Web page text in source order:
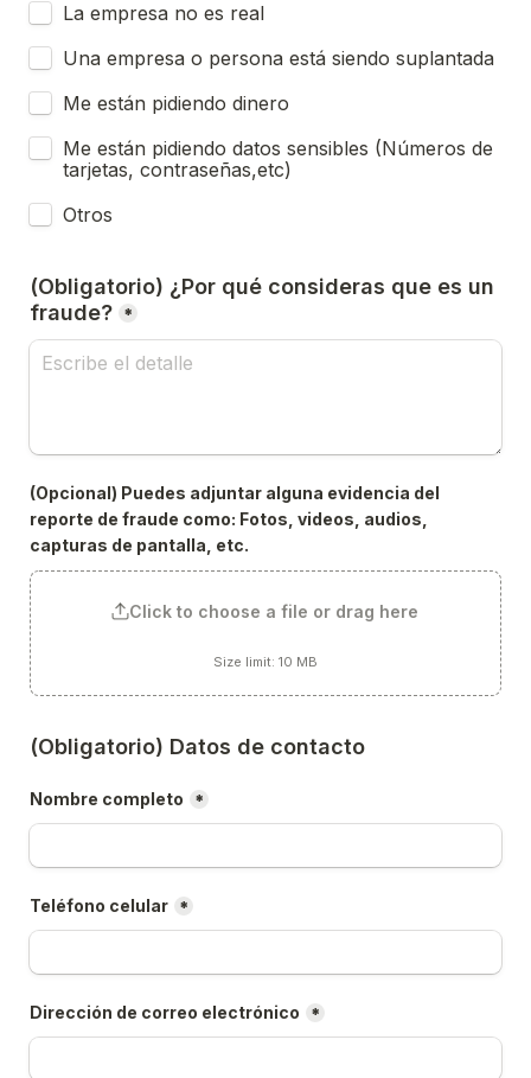
La empresa no es real
Una empresa o persona está siendo suplantada
Me están pidiendo dinero
Me están pidiendo datos sensibles (Números de
tarjetas, contraseñas,etc)
Otros
(Obligatorio) ¿Por qué consideras que es un
fraude? *
(Opcional) Puedes adjuntar alguna evidencia del
reporte de fraude como: Fotos, videos, audios,
capturas de pantalla, etc.
Click to choose a file or drag here
Size limit: 10 MB
(Obligatorio) Datos de contacto
Nombre completo *
Teléfono celular *
Dirección de correo electrónico *